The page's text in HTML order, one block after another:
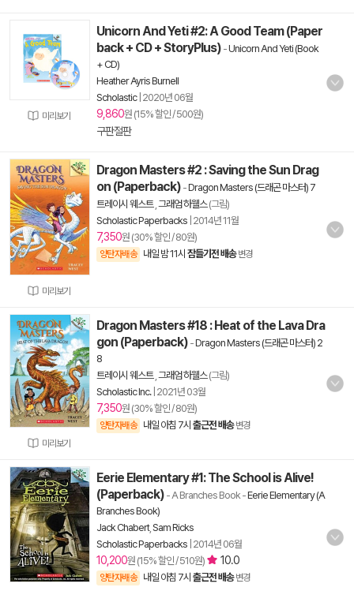
미리보기
Unicorn And Yeti #2: A Good Team (Paper
back + CD + StoryPlus) -Unicorn And Yeti (Book
+ CD)
Heather Ayris Burnell
Scholastic| 2020년 06월
9,860원 (15% 할인 / 500원)
구판절판
미리보기
Dragon Masters #2 : Saving the Sun Drag
on (Paperback) -Dragon Masters (드래곤 마스터) 7
트레이시 웨스트, 그래엄 하웰스(그림)
Scholastic Paperbacks 2014년 11월
7,350원 (30% 할인 / 80원)
양탄자배송 내일 밤 11시 잠들기전 배송 변경
미리보기
Dragon Masters #18 : Heat of the Lava Dra
gon (Paperback) -Dragon Masters (드래곤 마스터) 2
8
트레이시 웨스트, 그래엄 하웰스(그림)
Scholastic Inc.| 2021년 03월
7,350원 (30% 할인 / 80원)
양탄자배송 내일 아침 7시 출근전 배송 변경
Eerie Elementary #1: The School is Alive!
(Paperback) - A Branches Book-Eerie Elementary (A
Branches Book)
Jack Chabert, Sam Ricks
Scholastic Paperbacks 2014년 06월
10,200원 (15% 할인 / 510원) 10.0
양탄자배송 내일 아침 7시 출근전 배송 변경